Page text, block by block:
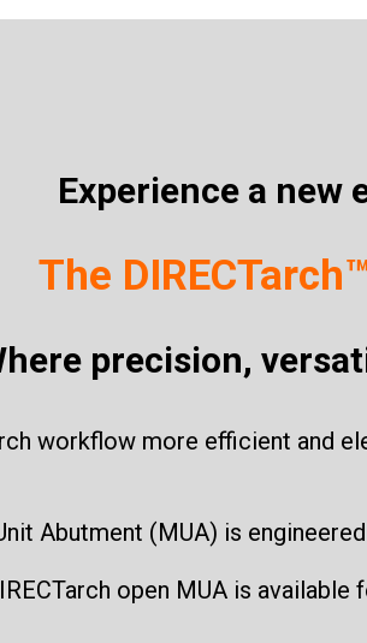
Experience a
The
precision,
workflow more efficient and
Abutment (MUA) is
open MUA is available